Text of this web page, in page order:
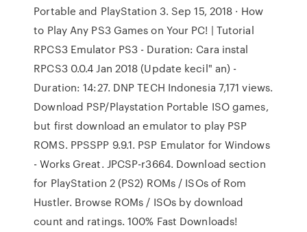
Portable and PlayStation 3. Sep 15, 2018 · How
to Play Any PS3 Games on Your PC! | Tutorial
RPCS3 Emulator PS3 - Duration: Cara instal
RPCS3 0.0.4 Jan 2018 (Update kecil" an) -
Duration: 14:27. DNP TECH Indonesia 7,171 views.
Download PSP/Playstation Portable ISO games,
but first download an emulator to play PSP
ROMS. PPSSPP 9.9.1. PSP Emulator for Windows
- Works Great. JPCSP-r3664. Download section
for PlayStation 2 (PS2) ROMs / ISOs of Rom
Hustler. Browse ROMs / ISOs by download
count and ratings. 100% Fast Downloads!